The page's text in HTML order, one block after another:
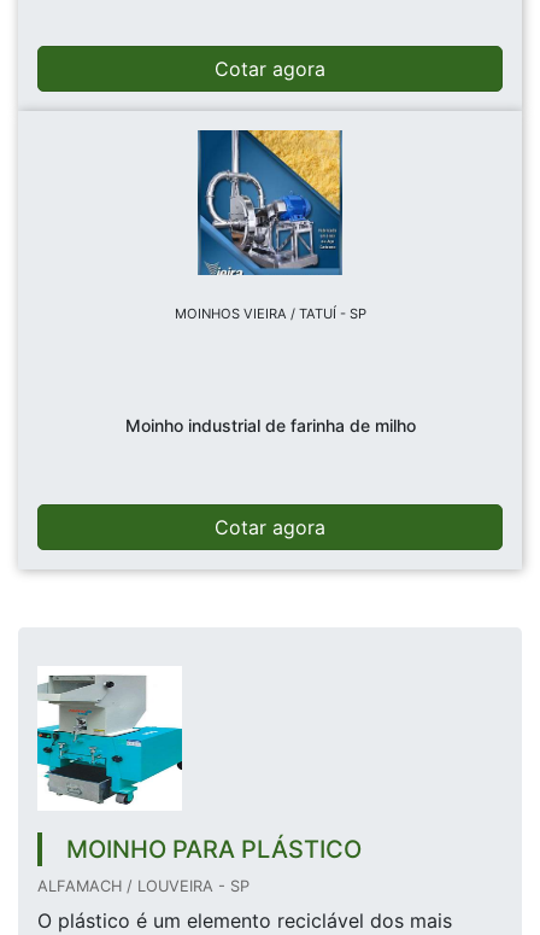
Cotar agora
MOINHOS VIEIRA / TATUÍ - SP
Moinho industrial de farinha de milho
Cotar agora
MOINHO PARA PLÁSTICO
ALFAMACH / LOUVEIRA - SP
O plástico é um elemento reciclável dos mais